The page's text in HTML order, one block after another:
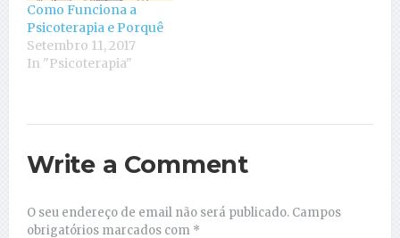
Como Funciona a
Psicoterapia e Porquê
Setembro 11, 2017
In "Psicoterapia"
Write a Comment
O seu endereço de email não será publicado. Campos
obrigatórios marcados com *